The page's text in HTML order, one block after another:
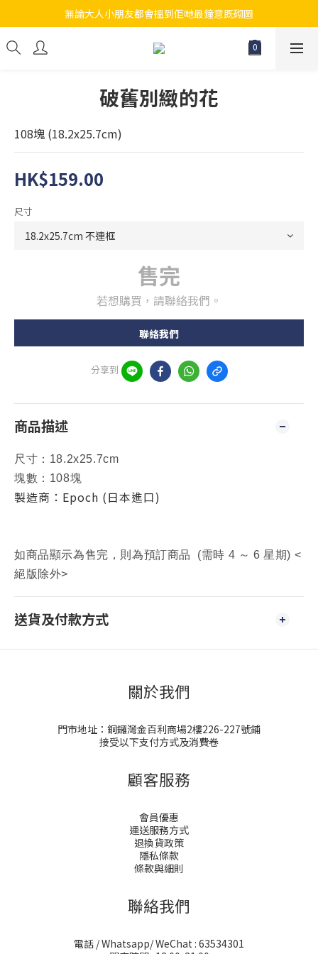
江帆天楊砌圖
無論大人小朋友都會搵到佢哋最鐘意既砌圖
江帆天楊砌圖
破舊別緻的花
108塊 (18.2x25.7cm)
HK$159.00
尺寸
售完
若想購買，請聯絡我們。
聯絡我們
分享到
商品描述
尺寸： 18.2x25.7cm
塊數：108塊
製造商：Epoch (日本進口)
如商品顯示為售完，則為預訂商品 (需時 4 ～ 6 星期) <
絕版除外>
送貨及付款方式
關於我們
門市地址：銅鑼灣金百利商場2樓226-227號鋪
接受以下支付方式及消費卷
顧客服務
會員優惠
運送服務方式
退換貨政策
隱私條款
條款與細則
聯絡我們
電話 / Whatsapp/ WeChat : 63534301